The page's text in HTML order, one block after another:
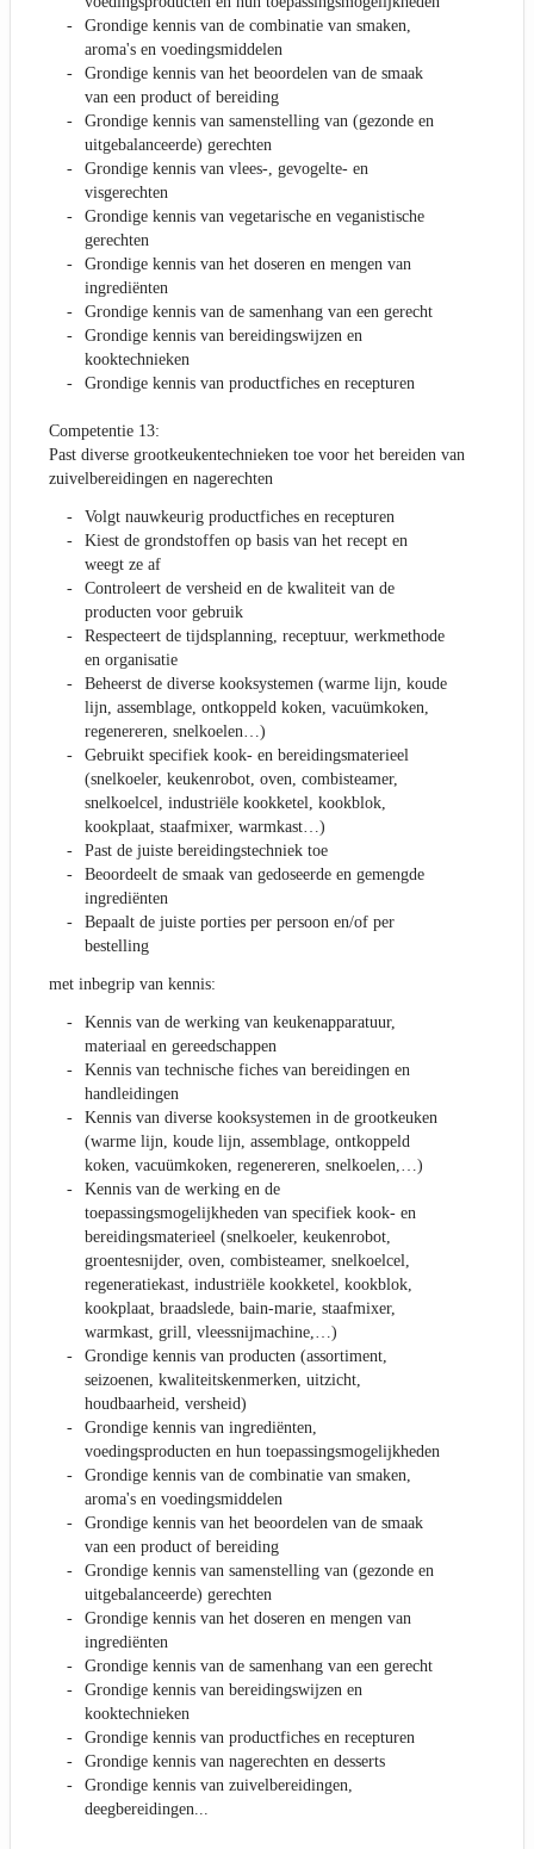
Grondige kennis van de combinatie van smaken,
aroma's en voedingsmiddelen
Grondige kennis van het beoordelen van de smaak
van een product of bereiding
Grondige kennis van samenstelling van (gezonde en
uitgebalanceerde) gerechten
Grondige kennis van vlees-, gevogelte- en
visgerechten
Grondige kennis van vegetarische en veganistische
gerechten
Grondige kennis van het doseren en mengen van
ingrediënten
Grondige kennis van de samenhang van een gerecht
Grondige kennis van bereidingswijzen en
kooktechnieken
Grondige kennis van productfiches en recepturen
Competentie 13:
Past diverse grootkeukentechnieken toe voor het bereiden van
zuivelbereidingen en nagerechten
Volgt nauwkeurig productfiches en recepturen
Kiest de grondstoffen op basis van het recept en
weegt ze af
Controleert de versheid en de kwaliteit van de
producten voor gebruik
Respecteert de tijdsplanning, receptuur, werkmethode
en organisatie
Beheerst de diverse kooksystemen (warme lijn, koude
lijn, assemblage, ontkoppeld koken, vacuümkoken,
regenereren, snelkoelen…)
Gebruikt specifiek kook- en bereidingsmaterieel
(snelkoeler, keukenrobot, oven, combisteamer,
snelkoelcel, industriële kookketel, kookblok,
kookplaat, staafmixer, warmkast…)
Past de juiste bereidingstechniek toe
Beoordeelt de smaak van gedoseerde en gemengde
ingrediënten
Bepaalt de juiste porties per persoon en/of per
bestelling
met inbegrip van kennis:
Kennis van de werking van keukenapparatuur,
materiaal en gereedschappen
Kennis van technische fiches van bereidingen en
handleidingen
Kennis van diverse kooksystemen in de grootkeuken
(warme lijn, koude lijn, assemblage, ontkoppeld
koken, vacuümkoken, regenereren, snelkoelen,…)
Kennis van de werking en de
toepassingsmogelijkheden van specifiek kook- en
bereidingsmaterieel (snelkoeler, keukenrobot,
groentesnijder, oven, combisteamer, snelkoelcel,
regeneratiekast, industriële kookketel, kookblok,
kookplaat, braadslede, bain-marie, staafmixer,
warmkast, grill, vleessnijmachine,…)
Grondige kennis van producten (assortiment,
seizoenen, kwaliteitskenmerken, uitzicht,
houdbaarheid, versheid)
Grondige kennis van ingrediënten,
voedingsproducten en hun toepassingsmogelijkheden
Grondige kennis van de combinatie van smaken,
aroma's en voedingsmiddelen
Grondige kennis van het beoordelen van de smaak
van een product of bereiding
Grondige kennis van samenstelling van (gezonde en
uitgebalanceerde) gerechten
Grondige kennis van het doseren en mengen van
ingrediënten
Grondige kennis van de samenhang van een gerecht
Grondige kennis van bereidingswijzen en
kooktechnieken
Grondige kennis van productfiches en recepturen
Grondige kennis van nagerechten en desserts
Grondige kennis van zuivelbereidingen,
deegbereidingen...